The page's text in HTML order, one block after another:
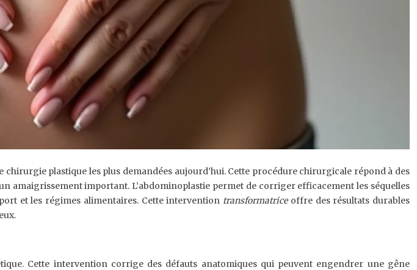
plastique les plus demandées aujourd’hui. Cette procédure chirurgicale répond à des
amaigrissement important. L’abdominoplastie permet de corriger efficacement les séquelles
et les régimes alimentaires. Cette intervention transformatrice offre des résultats durables
Cette intervention corrige des défauts anatomiques qui peuvent engendrer une gêne